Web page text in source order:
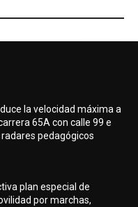
la velocidad máxima a
65A con calle 99 e
pedagógicos
plan especial de
por marchas,